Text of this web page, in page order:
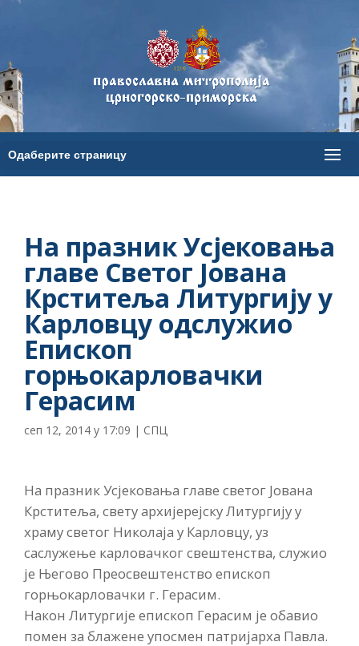
На празник Усјековања
главе Светог Јована
Крститеља Литургију у
Карловцу одслужио
Епископ
горњокарловачки
Герасим
сеп 12, 2014 у 17:09 | СПЦ
На празник Усјековања главе светог Јована
Крститеља, свету архијерејску Литургију у
храму светог Николаја у Карловцу, уз
саслужење карловачког свештенства, служио
је Његово Преосвештенство епископ
горњокарловачки г. Герасим.
Након Литургије епископ Герасим је обавио
помен за блажене упосмен патријарха Павла.